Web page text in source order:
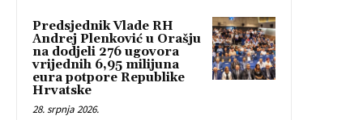
Predsjednik Vlade RH
Andrej Plenković u Orašju
na dodjeli 276 ugovora
vrijednih 6,95 milijuna
eura potpore Republike
Hrvatske
28. srpnja 2026.